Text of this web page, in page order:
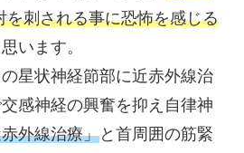
を刺される事に恐怖を感じる
います。
星状神経節部に近赤外線治
感神経の興奮を抑え自律神
外線治療」と首周囲の筋緊